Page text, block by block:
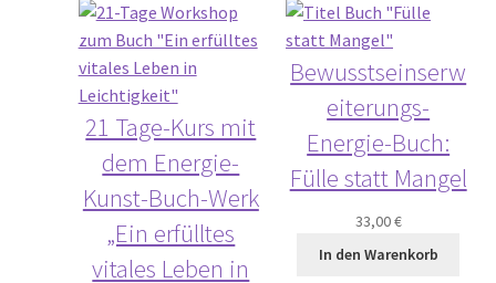
21 Tage-Kurs mit
dem Energie-
Kunst-Buch-Werk
„Ein erfülltes
vitales Leben in
Bewusstseinserw
eiterungs-
Energie-Buch:
Fülle statt Mangel
33,00€
In den Warenkorb